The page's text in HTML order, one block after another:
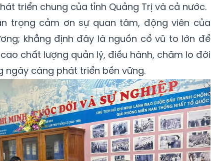
triển chung của tỉnh Quảng Trị và cả nước.
trọng cảm ơn sự quan tâm, động viên của
khẳng định đây là nguồn cổ vũ to lớn để
chất lượng quản lý, điều hành, chăm lo đời
ngày càng phát triển bền vững.